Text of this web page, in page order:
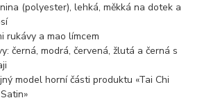
(polyester), lehká, měkká na dotek a
rukávy a mao límcem
černá, modrá, červená, žlutá a černá s
model horní části produktu «Tai Chi